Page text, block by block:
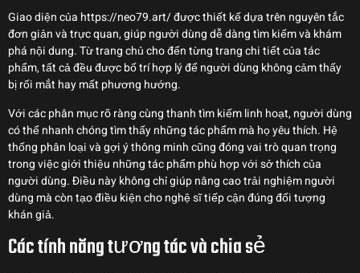
Giao diện của https://neo79.art/ được thiết kế dựa trên nguyên tắc
đơn giản và trực quan, giúp người dùng dễ dàng tìm kiếm và khám
phá nội dung. Từ trang chủ cho đến từng trang chi tiết của tác
phẩm, tất cả đều được bố trí hợp lý để người dùng không cảm thấy
bị rối mắt hay mất phương hướng.
Với các phân mục rõ ràng cùng thanh tìm kiếm linh hoạt, người dùng
có thể nhanh chóng tìm thấy những tác phẩm mà họ yêu thích. Hệ
thống phân loại và gợi ý thông minh cũng đóng vai trò quan trọng
trong việc giới thiệu những tác phẩm phù hợp với sở thích của
người dùng. Điều này không chỉ giúp nâng cao trải nghiệm người
dùng mà còn tạo điều kiện cho nghệ sĩ tiếp cận đúng đối tượng
khán giả.
Các tính năng tương tác và chia sẻ